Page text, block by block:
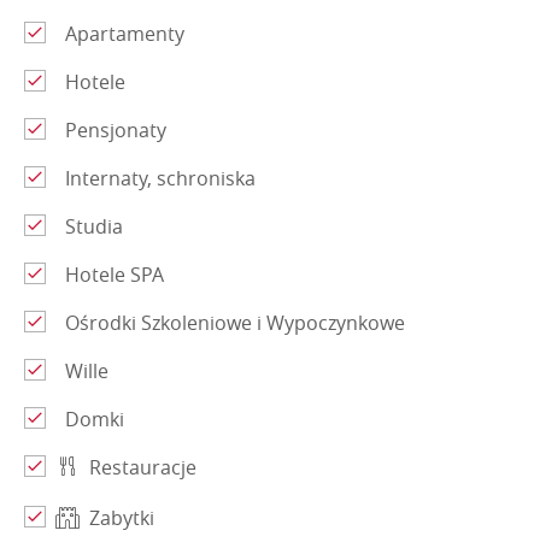
Apartamenty
Hotele
Pensjonaty
Internaty, schroniska
Studia
Hotele SPA
Ośrodki Szkoleniowe i Wypoczynkowe
Wille
Domki
Restauracje
Zabytki